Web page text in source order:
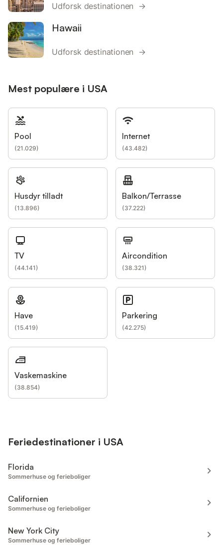
Udforsk destinationen →
Hawaii
Udforsk destinationen →
Mest populære i USA
Pool
(21.029)
Internet
(43.482)
Husdyr tilladt
(13.896)
Balkon/Terrasse
(37.222)
TV
(44.141)
Aircondition
(38.321)
Have
(15.419)
Parkering
(42.275)
Vaskemaskine
(38.854)
Feriedestinationer i USA
Florida
Sommerhuse og ferieboliger
Californien
Sommerhuse og ferieboliger
New York City
Sommerhuse og ferieboliger